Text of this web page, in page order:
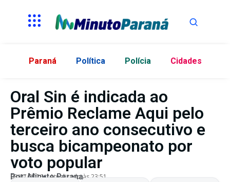
Paraná Política Polícia Cidades
Oral Sin é indicada ao
Prêmio Reclame Aqui pelo
terceiro ano consecutivo e
busca bicampeonato por
voto popular
Por:Minuto Parana
08/07/2026 Atualizado às 23:51